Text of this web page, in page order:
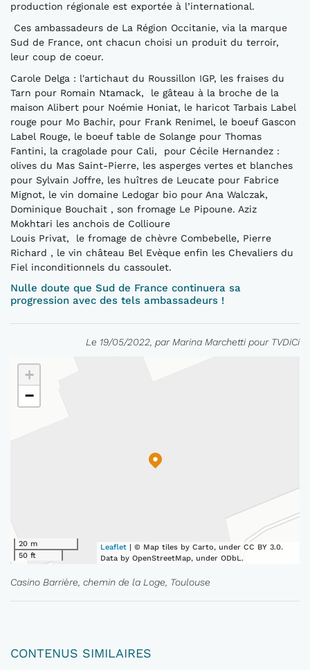
production régionale est exportée à l’international.
Ces ambassadeurs de La Région Occitanie, via la marque
Sud de France, ont chacun choisi un produit du terroir,
leur coup de coeur.
Carole Delga : l'artichaut du Roussillon IGP, les fraises du
Tarn pour Romain Ntamack, le gâteau à la broche de la
maison Alibert pour Noémie Honiat, le haricot Tarbais Label
rouge pour Mo Bachir, pour Frank Renimel, le boeuf Gascon
Label Rouge, le boeuf table de Solange pour Thomas
Fantini, la cragolade pour Cali, pour Cécile Hernandez :
olives du Mas Saint-Pierre, les asperges vertes et blanches
pour Sylvain Joffre, les huîtres de Leucate pour Fabrice
Mignot, le vin domaine Ledogar bio pour Ana Walczak,
Dominique Bouchait , son fromage Le Pipoune. Aziz
Mokhtari les anchois de Collioure
Louis Privat, le fromage de chèvre Combebelle, Pierre
Richard , le vin château Bel Evèque enfin les Chevaliers du
Fiel inconditionnels du cassoulet.
Nulle doute que Sud de France continuera sa
progression avec des tels ambassadeurs !
Le 19/05/2022, par Marina Marchetti pour TVDiCi
+
−
20 m
50 ft
Leaflet | © Map tiles by Carto, under CC BY 3.0.
Data by OpenStreetMap, under ODbL.
Casino Barrière, chemin de la Loge, Toulouse
CONTENUS SIMILAIRES